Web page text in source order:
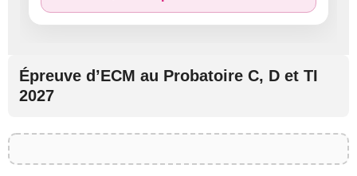
Épreuve d’ECM au Probatoire C, D et TI
2027